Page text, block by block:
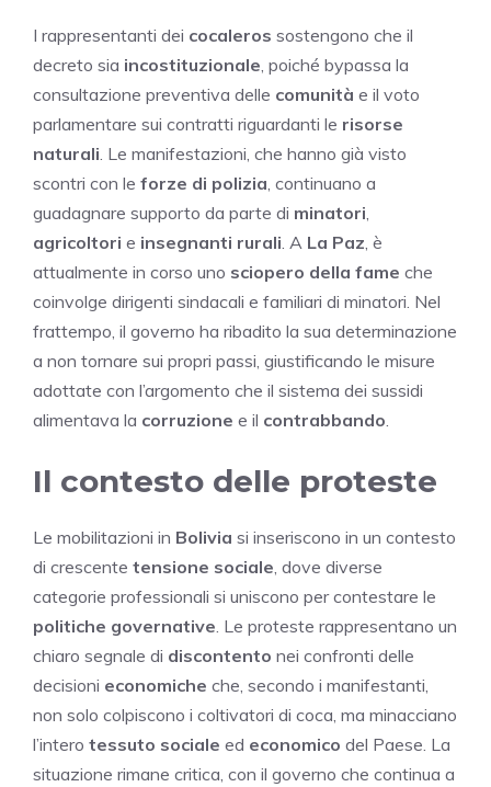
I rappresentanti dei cocaleros sostengono che il
decreto sia incostituzionale, poiché bypassa la
consultazione preventiva delle comunità e il voto
parlamentare sui contratti riguardanti le risorse
naturali. Le manifestazioni, che hanno già visto
scontri con le forze di polizia, continuano a
guadagnare supporto da parte di minatori,
agricoltori e insegnanti rurali. A La Paz, è
attualmente in corso uno sciopero della fame che
coinvolge dirigenti sindacali e familiari di minatori. Nel
frattempo, il governo ha ribadito la sua determinazione
a non tornare sui propri passi, giustificando le misure
adottate con l’argomento che il sistema dei sussidi
alimentava la corruzione e il contrabbando.
Il contesto delle proteste
Le mobilitazioni in Bolivia si inseriscono in un contesto
di crescente tensione sociale, dove diverse
categorie professionali si uniscono per contestare le
politiche governative. Le proteste rappresentano un
chiaro segnale di discontento nei confronti delle
decisioni economiche che, secondo i manifestanti,
non solo colpiscono i coltivatori di coca, ma minacciano
l’intero tessuto sociale ed economico del Paese. La
situazione rimane critica, con il governo che continua a